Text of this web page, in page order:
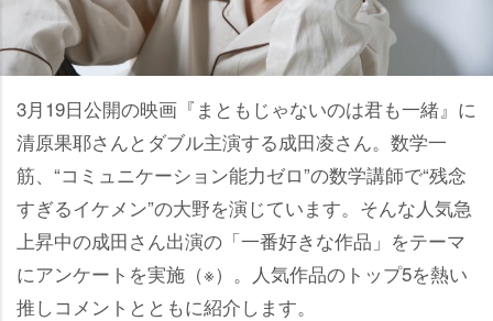
3月19日公開の映画『まともじゃないのは君も一緒』に
清原果耶さんとダブル主演する成田凌さん。数学一
筋、“コミュニケーション能力ゼロ”の数学講師で“残念
すぎるイケメン”の大野を演じています。そんな人気急
上昇中の成田さん出演の「一番好きな作品」をテーマ
にアンケートを実施（※）。人気作品のトップ5を熱い
推しコメントとともに紹介します。